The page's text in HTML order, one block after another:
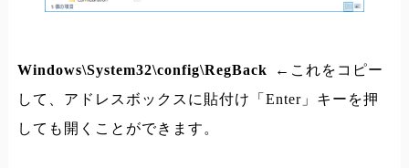
Windows\System32\config\RegBack
←これをコピー
して、アドレスボックスに貼付け「Enter」キーを押
しても開くことができます。